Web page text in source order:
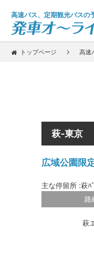
高速バス、定期観光バスの
トップページ 高速
萩-東京
広域公園限
主な停留所 :萩ﾊ
路
萩